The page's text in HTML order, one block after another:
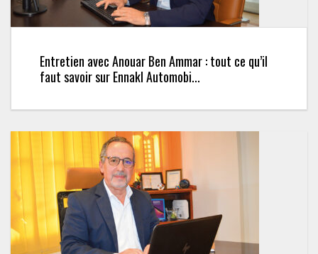
Entretien avec Anouar Ben Ammar : tout ce qu’il
faut savoir sur Ennakl Automobi...